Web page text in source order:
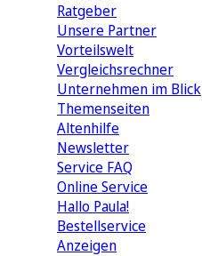
Ratgeber
Unsere Partner
Vorteilswelt
Vergleichsrechner
Unternehmen im Blick
Themenseiten
Altenhilfe
Newsletter
Service FAQ
Online Service
Hallo Paula!
Bestellservice
Anzeigen